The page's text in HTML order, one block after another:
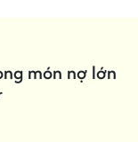
món nợ lớn